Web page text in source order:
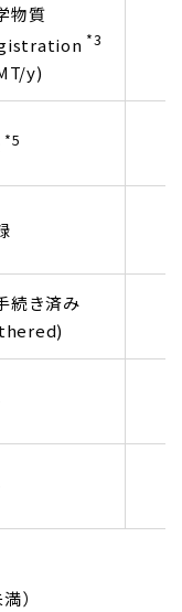
物質
*3​
y)​
*5
続き済み
）